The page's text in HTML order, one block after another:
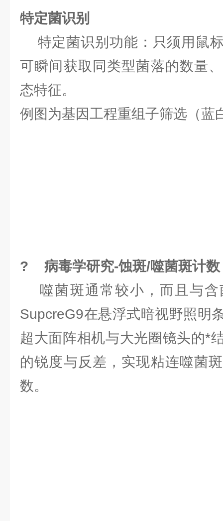
特定菌识别
特定菌识别功能：只须用鼠
可瞬间获取同类型菌落的数量
态特征。
例图为基因工程重组子筛选（蓝
? 病毒学研究-蚀斑/噬菌斑计数
噬菌斑通常较小，而且与含
SupcreG9在悬浮式暗视野照明
超大面阵相机与大光圈镜头的*
的锐度与反差，实现粘连噬菌
数。